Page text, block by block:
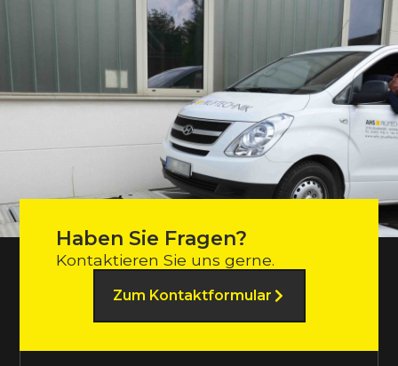
Haben Sie Fragen?
Kontaktieren Sie uns gerne.
Zum Kontaktformular